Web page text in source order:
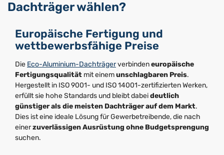
Dachträger wählen?
Europäische Fertigung und
wettbewerbsfähige Preise
Die Eco-Aluminium-Dachträgerverbindeneuropäische
Fertigungsqualität mit einemunschlagbaren Preis.
Hergestellt in ISO 9001- und ISO 14001-zertifizierten Werken,
erfüllt sie hohe Standards und bleibt dabeideutlich
günstiger als die meisten Dachträger auf dem Markt.
Dies ist eine ideale Lösung für Gewerbetreibende, die nach
einerzuverlässigen Ausrüstung ohne Budgetsprengung
suchen.